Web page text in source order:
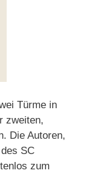
Türme in
zweiten,
Die Autoren,
SC
zum